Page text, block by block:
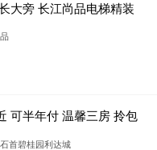
大旁 长江尚品电梯精装
品
可半年付 温馨三房 拎包
新厂服饰广场 -石首碧桂园利达城